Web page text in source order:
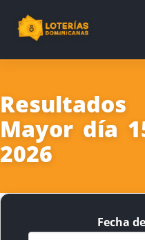
Mayor día
2026
Fecha